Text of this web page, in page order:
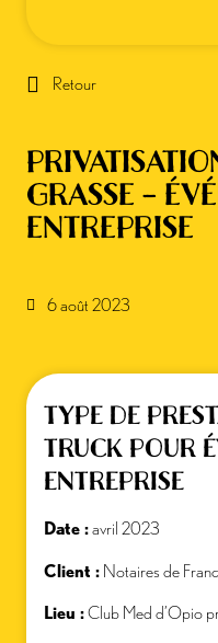
Retour
GRASSE –
ENTREPRISE
6 août 2023
TYPE DE
TRUCK POUR
ENTREPRISE
Date :avril 2023
Client : Notaires de
Lieu :Club Med d’Opio